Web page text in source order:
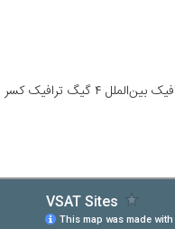
محاسبه تعرفه ترافیک DATA مشترکین سیم‌کارت‌های 4G های‌وب در روستاهای مشخص در نقشه زیر با نرخ ۴ برابر خواهد بود؛ یعنی در صورت مصرف ۱ گیگ ترافیک بین‌الملل ۴ گیگ ترافیک کسر